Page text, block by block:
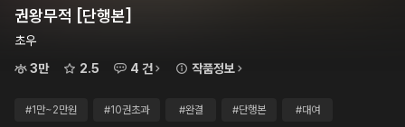
권왕무적 [단행본]
초우
3만
2.5 4 건 작품정보
#1만~2만원 #10권초과 #완결 #단행본 #대여